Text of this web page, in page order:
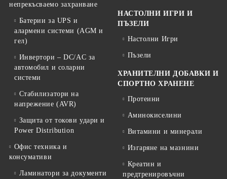
непрекъсваемо захранване
Батерии за UPS и
алармени системи (AGM и
гел)
Инвертори – DC/AC за
автомобил и соларни
системи
Стабилизатори на
напрежение (AVR)
Защита от токови удари и
Power Distribution
Офис техника и
консумативи
Ламинатори за документи
НАСТОЛНИ ИГРИ И
ПЪЗЕЛИ
Настолни Игри
Пъзели
ХРАНИТЕЛНИ ДОБАВКИ И
СПОРТНО ХРАНЕНЕ
Протеини
Аминокиселини
Витамини и минерали
Изгаряне на мазнини
Креатин и
предтренировъчни